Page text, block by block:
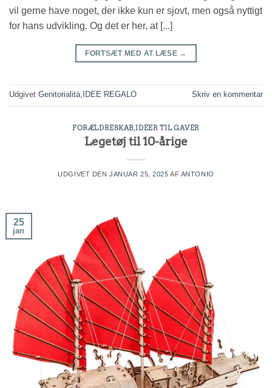
vil gerne have noget, der ikke kun er sjovt, men også nyttigt
for hans udvikling. Og det er her, at [...]
FORTSÆT MED AT LÆSE →
Udgivet Genitorialità, IDEE REGALO Skriv en kommentar
FORÆLDRESKAB,IDEER TIL GAVER
Legetøj til 10-årige
UDGIVET DENJANUAR 25, 2025 AF ANTONIO
25
jan